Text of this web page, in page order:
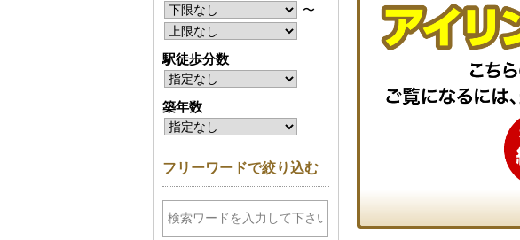
〜
駅徒歩分数
築年数
フリーワードで絞り込む